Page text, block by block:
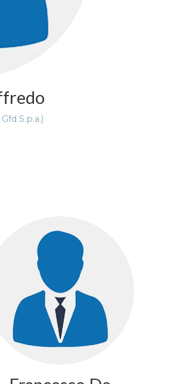
S.p.a.)